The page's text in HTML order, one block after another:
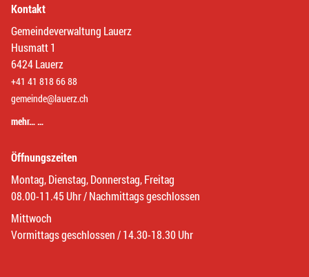
Kontakt
Gemeindeverwaltung Lauerz
Husmatt 1
6424 Lauerz
+41 41 818 66 88
gemeinde@lauerz.ch
mehr… …
Öffnungszeiten
Montag, Dienstag, Donnerstag, Freitag
08.00-11.45 Uhr / Nachmittags geschlossen
Mittwoch
Vormittags geschlossen / 14.30-18.30 Uhr